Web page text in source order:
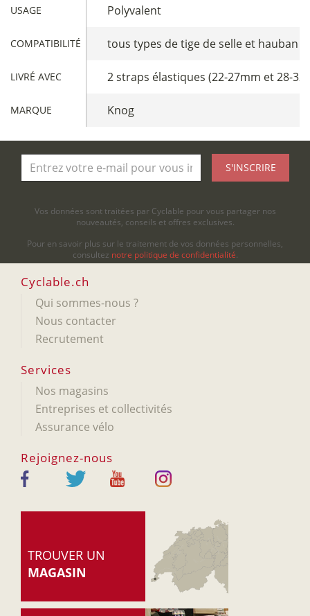
USAGE Polyvalent
COMPATIBILITÉ tous types de tige de selle et hauban
LIVRÉ AVEC 2 straps élastiques (22-27mm et 28-
MARQUE Knog
S'INSCRIRE
Vos données sont traitées par Cyclable pour vous partager nos
nouveautés, conseils et offres exclusives.
Pour en savoir plus sur le traitement de vos données personnelles,
consultez notre politique de confidentialité.
Cyclable.ch
Qui sommes-nous ?
Nous contacter
Recrutement
Services
Nos magasins
Entreprises et collectivités
Assurance vélo
Rejoignez-nous
TROUVER UN
MAGASIN